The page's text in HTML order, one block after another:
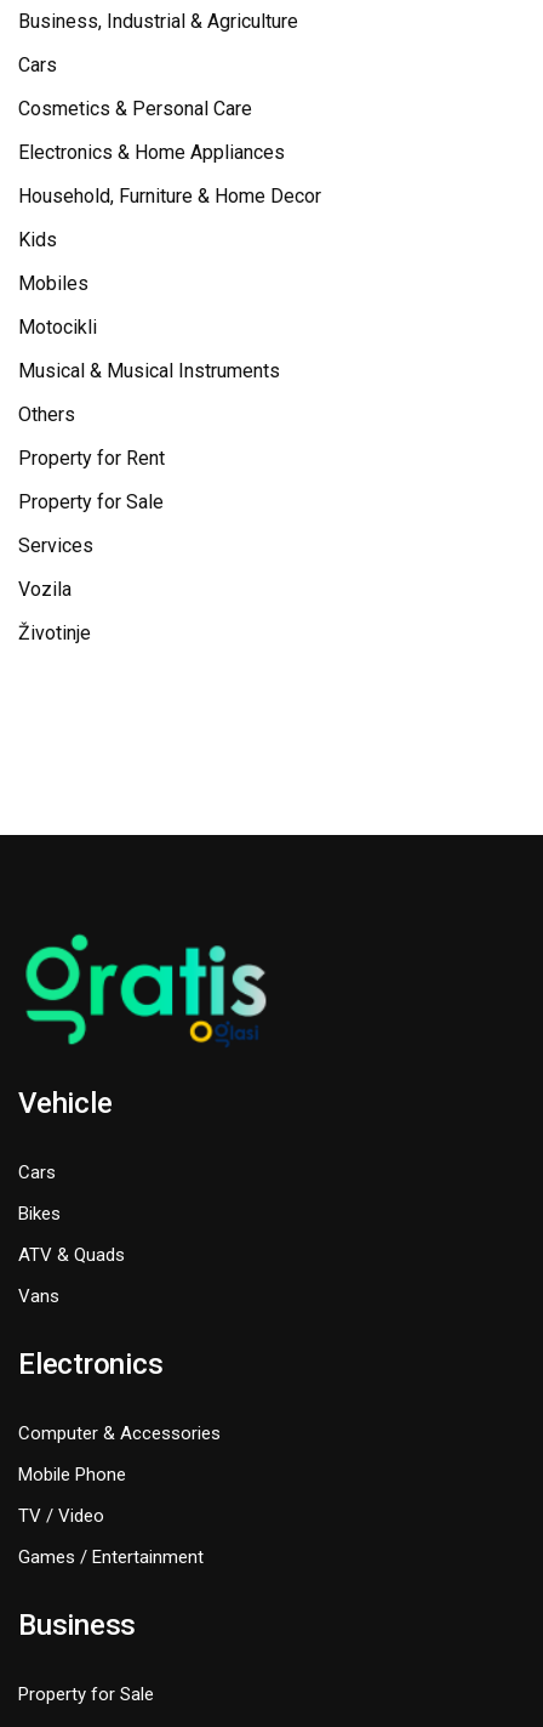
Business, Industrial & Agriculture
Cars
Cosmetics & Personal Care
Electronics & Home Appliances
Household, Furniture & Home Decor
Kids
Mobiles
Motocikli
Musical & Musical Instruments
Others
Property for Rent
Property for Sale
Services
Vozila
Životinje
Vehicle
Cars
Bikes
ATV & Quads
Vans
Electronics
Computer & Accessories
Mobile Phone
TV / Video
Games / Entertainment
Business
Property for Sale